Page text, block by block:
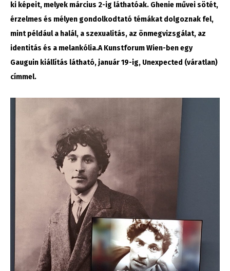
ki képeit, melyek március 2-ig láthatóak. Ghenie művei sötét,
érzelmes és mélyen gondolkodtató témákat dolgoznak fel,
mint például a halál, a szexualitás, az önmegvizsgálat, az
identitás és a melankólia.A Kunstforum Wien-ben egy
Gauguin kiállítás látható, január 19-ig, Unexpected (váratlan)
címmel.